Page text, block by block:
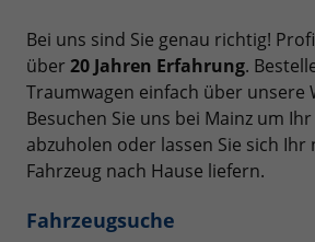
Bei uns sind Sie genau richtig!
über 20 Jahren Erfahrung.
Traumwagen einfach über unsere
Besuchen Sie uns bei Mainz um
abzuholen oder lassen Sie sich Ihr
Fahrzeug nach Hause liefern.
Fahrzeugsuche